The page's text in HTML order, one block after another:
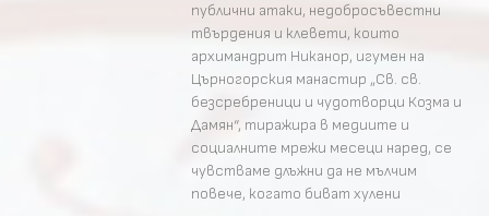
публични атаки, недобросъвестни
твърдения и клевети, които
архимандрит Никанор, игумен на
Църногорския манастир „Св. св.
безсребреници и чудотворци Козма и
Дамян“, тиражира в медиите и
социалните мрежи месеци наред, се
чувстваме длъжни да не мълчим
повече, когато биват хулени